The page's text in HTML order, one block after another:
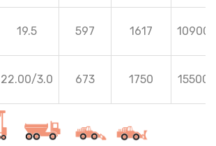
19.5 597 1617 10900
22.00/3.0 673 1750 15500